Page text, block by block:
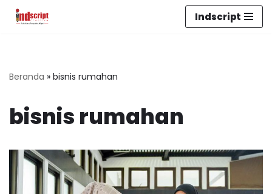
Indscript
Beranda » bisnis rumahan
bisnis rumahan